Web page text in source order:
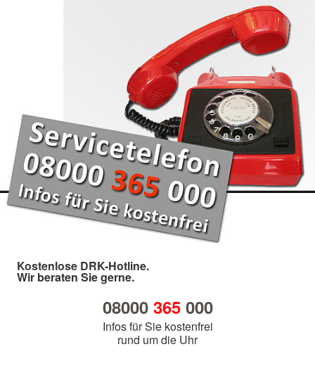
Kostenlose DRK-Hotline.
Wir beraten Sie gerne.
08000 365000
Infos für Sie kostenfrei
rund um die Uhr